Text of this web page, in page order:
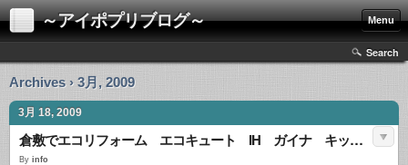
～アイポプリブログ～ Menu
Search
Archives › 3月, 2009
3月 18, 2009
倉敷でエコリフォーム エコキュート IH ガイナ キッチン工事のご案内です。
By info